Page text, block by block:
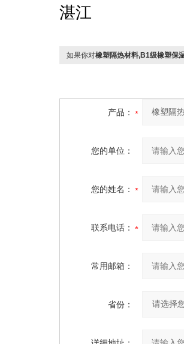
湛江
如果你对橡塑隔热材料,B1级橡塑保
产品：
您的单位：
您的姓名：
联系电话：
常用邮箱：
省份：